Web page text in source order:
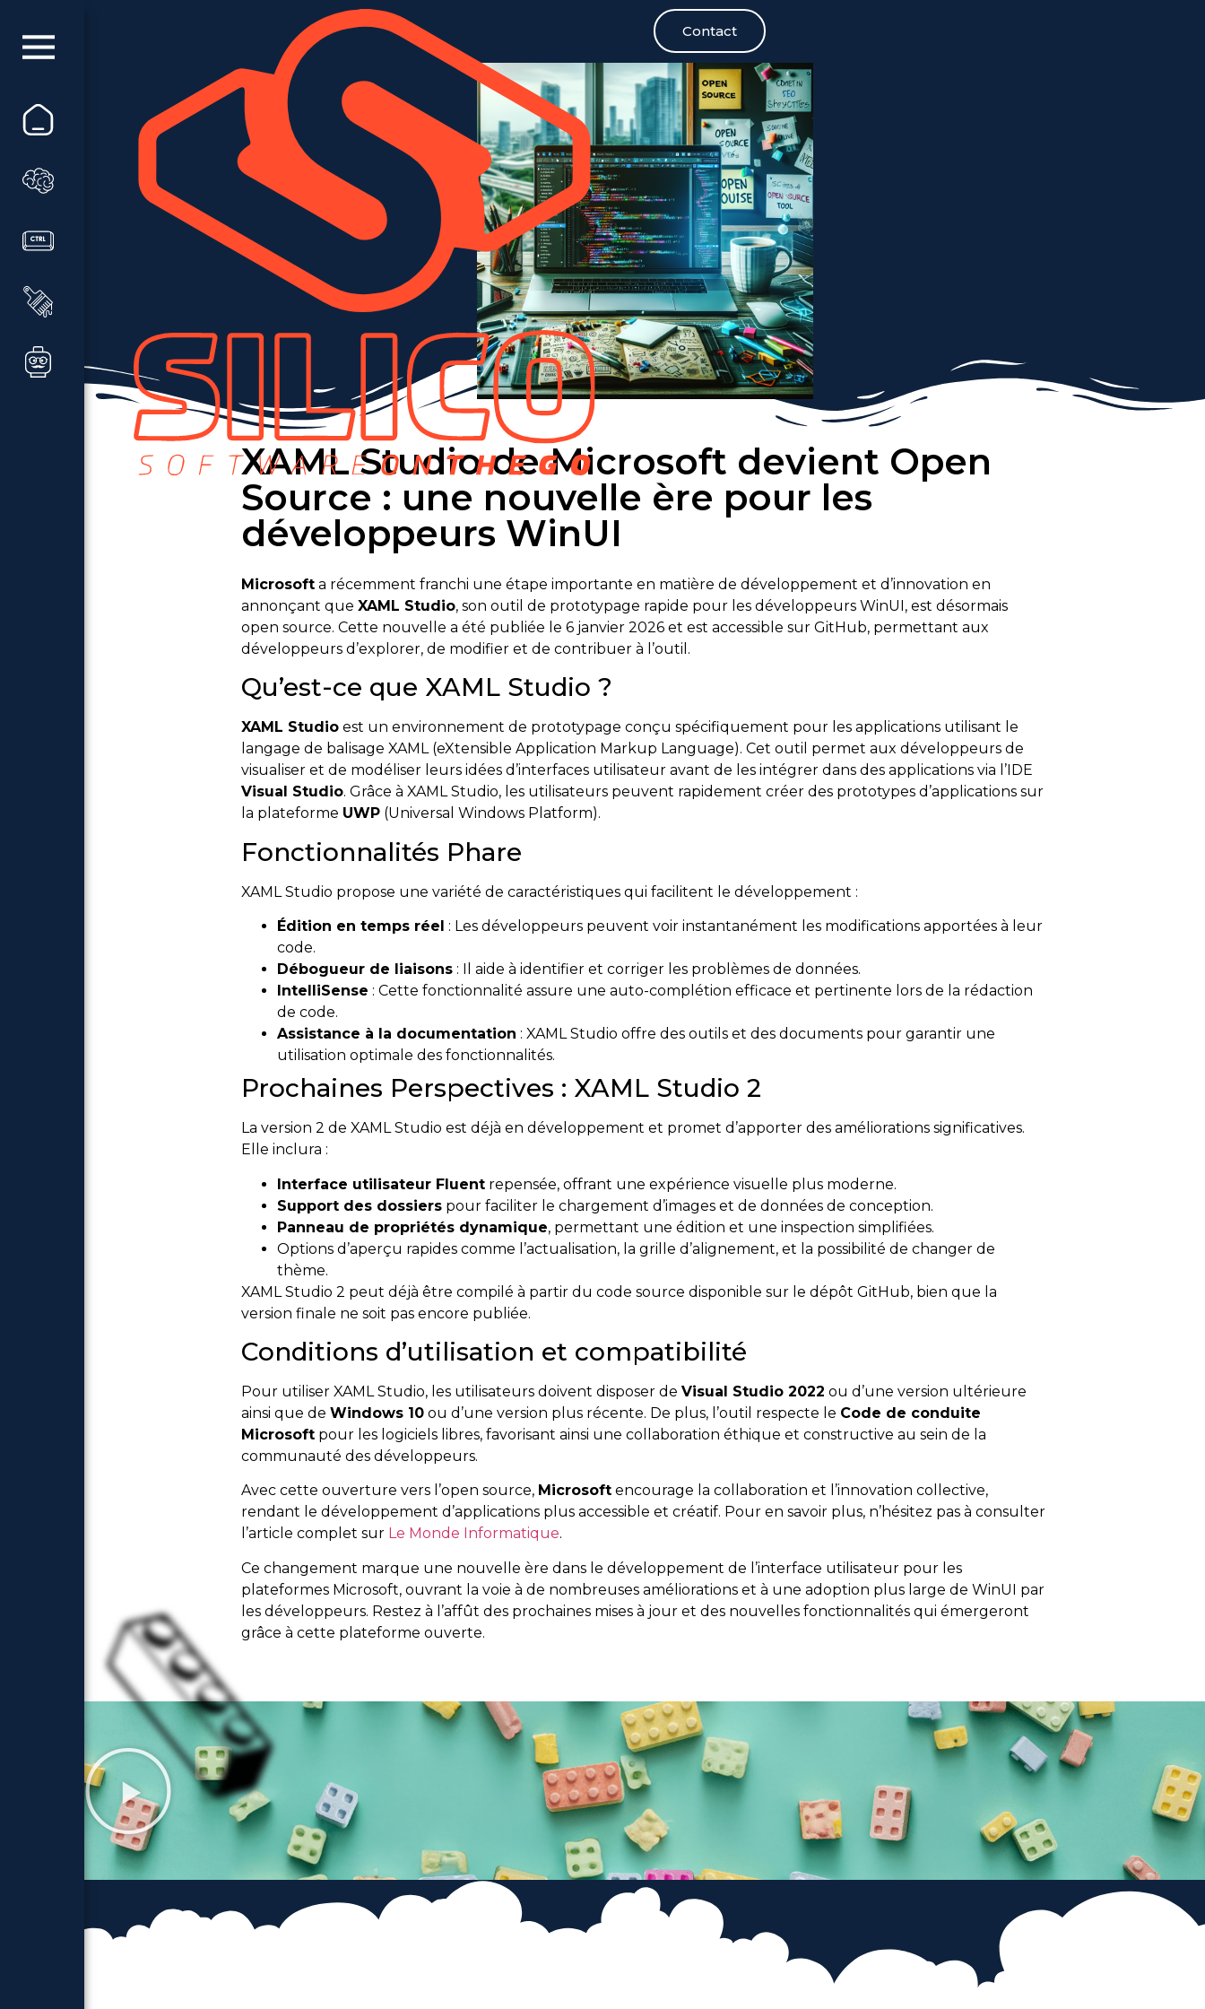
Contact
XAML Studio de Microsoft devient Open
Source : une nouvelle ère pour les
développeurs WinUI
Microsoft a récemment franchi une étape importante en matière de développement et d’innovation en
annonçant que XAML Studio, son outil de prototypage rapide pour les développeurs WinUI, est désormais
open source. Cette nouvelle a été publiée le 6 janvier 2026 et est accessible sur GitHub, permettant aux
développeurs d’explorer, de modifier et de contribuer à l’outil.
Qu’est-ce que XAML Studio ?
XAML Studio est un environnement de prototypage conçu spécifiquement pour les applications utilisant le
langage de balisage XAML (eXtensible Application Markup Language). Cet outil permet aux développeurs de
visualiser et de modéliser leurs idées d’interfaces utilisateur avant de les intégrer dans des applications via l’IDE
Visual Studio. Grâce à XAML Studio, les utilisateurs peuvent rapidement créer des prototypes d’applications sur
la plateforme UWP (Universal Windows Platform).
Fonctionnalités Phare
XAML Studio propose une variété de caractéristiques qui facilitent le développement :
Édition en temps réel : Les développeurs peuvent voir instantanément les modifications apportées à leur
code.
Débogueur de liaisons : Il aide à identifier et corriger les problèmes de données.
IntelliSense : Cette fonctionnalité assure une auto-complétion efficace et pertinente lors de la rédaction
de code.
Assistance à la documentation : XAML Studio offre des outils et des documents pour garantir une
utilisation optimale des fonctionnalités.
Prochaines Perspectives : XAML Studio 2
La version 2 de XAML Studio est déjà en développement et promet d’apporter des améliorations significatives.
Elle inclura :
Interface utilisateur Fluent repensée, offrant une expérience visuelle plus moderne.
Support des dossiers pour faciliter le chargement d’images et de données de conception.
Panneau de propriétés dynamique, permettant une édition et une inspection simplifiées.
Options d’aperçu rapides comme l’actualisation, la grille d’alignement, et la possibilité de changer de
thème.
XAML Studio 2 peut déjà être compilé à partir du code source disponible sur le dépôt GitHub, bien que la
version finale ne soit pas encore publiée.
Conditions d’utilisation et compatibilité
Pour utiliser XAML Studio, les utilisateurs doivent disposer de Visual Studio 2022 ou d’une version ultérieure
ainsi que de Windows 10 ou d’une version plus récente. De plus, l’outil respecte le Code de conduite
Microsoft pour les logiciels libres, favorisant ainsi une collaboration éthique et constructive au sein de la
communauté des développeurs.
Avec cette ouverture vers l’open source, Microsoft encourage la collaboration et l’innovation collective,
rendant le développement d’applications plus accessible et créatif. Pour en savoir plus, n’hésitez pas à consulter
l’article complet sur Le Monde Informatique.
Ce changement marque une nouvelle ère dans le développement de l’interface utilisateur pour les
plateformes Microsoft, ouvrant la voie à de nombreuses améliorations et à une adoption plus large de WinUI par
les développeurs. Restez à l’affût des prochaines mises à jour et des nouvelles fonctionnalités qui émergeront
grâce à cette plateforme ouverte.